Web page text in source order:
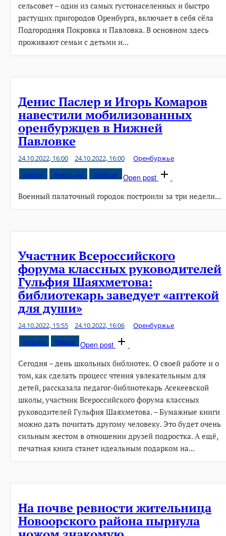
сельсовет – один из самых густонаселенных и быстро
растущих пригородов Оренбурга, включает в себя сёла
Подгородняя Покровка и Павловка. В основном здесь
проживают семьи с детьми и...
Денис Паслер и Игорь Комаров
навестили мобилизованных
оренбуржцев в Нижней
Павловке
24.10.2022, 16:00 24.10.2022, 16:00 Оренбуржье
Новости Новость дня Общество
Open post
Военный палаточный городок построили за три недели...
Участник Всероссийского
форума классных руководителей
Гульфия Шаяхметова:
библиотекарь заведует «аптекой
для души»
24.10.2022, 15:55 24.10.2022, 16:06 Оренбуржье
Культура Новости
Open post
Сегодня – день школьных библиотек. О своей работе и о
том, как сделать процесс чтения увлекательным для
детей, рассказала педагог-библиотекарь Асекеевской
школы, участник Всероссийского форума классных
руководителей Гульфия Шаяхметова. – Бумажные книги
можно дать почитать другому человеку. Это будет очень
сильным жестом в отношении друзей подростка. А ещё,
печатная книга станет идеальным подарком на...
На почве ревности жительница
Новоорского района пырнула